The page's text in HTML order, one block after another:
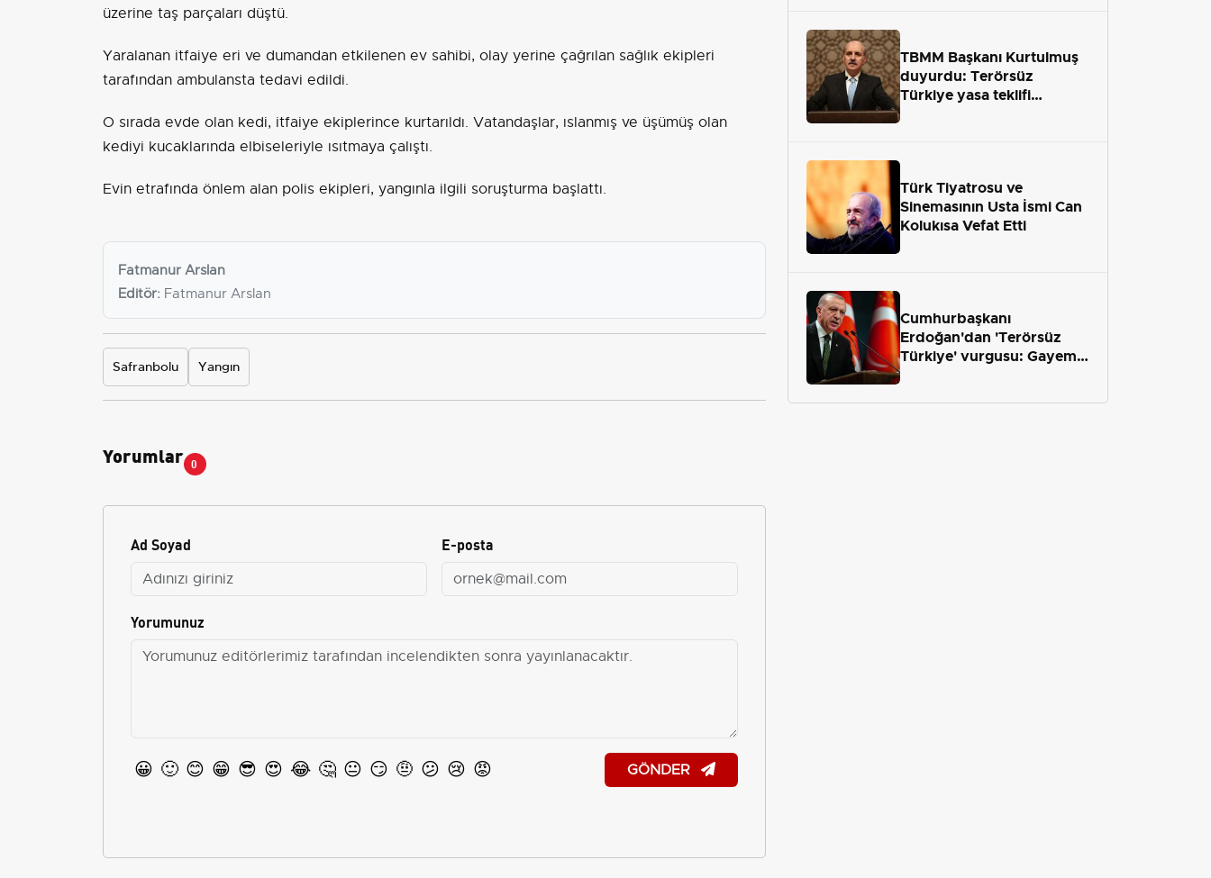
üzerine taş parçaları düştü.
Yaralanan itfaiye eri ve dumandan etkilenen ev sahibi, olay yerine çağrılan sağlık ekipleri
tarafından ambulansta tedavi edildi.
O sırada evde olan kedi, itfaiye ekiplerince kurtarıldı. Vatandaşlar, ıslanmış ve üşümüş olan
kediyi kucaklarında elbiseleriyle ısıtmaya çalıştı.
Evin etrafında önlem alan polis ekipleri, yangınla ilgili soruşturma başlattı.
Fatmanur Arslan
Editör: Fatmanur Arslan
Safranbolu Yangın
Yorumlar 0
Ad Soyad E-posta
Yorumunuz
😀 🙂 😊 😁 😎 😍 😂 🤔 😐 😏 🤨 😕 😢 😡 GÖNDER
TBMM Başkanı Kurtulmuş
duyurdu: Terörsüz
Türkiye yasa teklifi
Türk Tiyatrosu ve
Sinemasının Usta İsmi Can
Kolukısa Vefat Etti
Cumhurbaşkanı
Erdoğan'dan 'Terörsüz
Türkiye' vurgusu: Gayemiz